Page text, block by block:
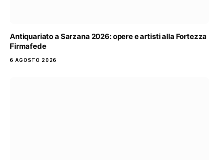
Antiquariato a Sarzana 2026: opere e artisti alla Fortezza
Firmafede
6 AGOSTO 2026